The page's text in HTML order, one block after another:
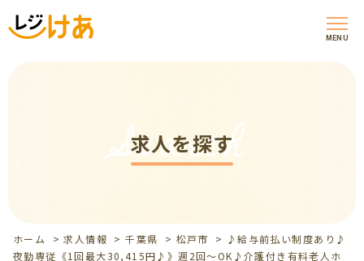
MENU
求人を探す
Search
ホーム >求人情報 >千葉県 > 松戸市 > ♪給与前払い制度あり♪
夜勤専従《1回最大30,415円♪》週2回～OK♪介護付き有料老人ホ